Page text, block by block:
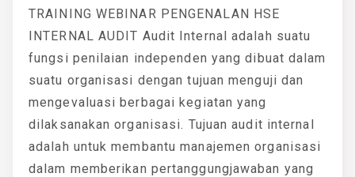
TRAINING WEBINAR PENGENALAN HSE
INTERNAL AUDIT Audit Internal adalah suatu
fungsi penilaian independen yang dibuat dalam
suatu organisasi dengan tujuan menguji dan
mengevaluasi berbagai kegiatan yang
dilaksanakan organisasi. Tujuan audit internal
adalah untuk membantu manajemen organisasi
dalam memberikan pertanggungjawaban yang